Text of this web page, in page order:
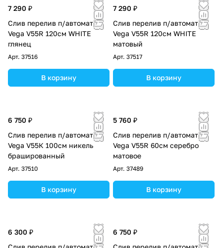
7 290 ₽
Слив перелив п/автомат
Vega V55R 120см WHITE
глянец
Арт. 37516
В корзину
7 290 ₽
Слив перелив п/автомат
Vega V55R 120см WHITE
матовый
Арт. 37517
В корзину
6 750 ₽
Слив перелив п/автомат
Vega V55К 100см никель
брашированный
Арт. 37510
В корзину
5 760 ₽
Слив перелив п/автомат
Vega V55R 60см серебро
матовое
Арт. 37489
В корзину
6 300 ₽
6 750 ₽